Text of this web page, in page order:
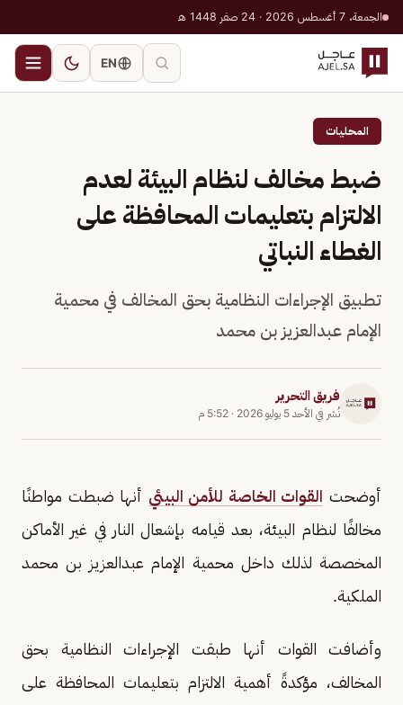
الجمعة، 7 أغسطس 2026 · 24 صفر 1448 هـ
EN
المحليات
ضبط مخالف لنظام البيئة لعدم
الالتزام بتعليمات المحافظة على
الغطاء النباتي
تطبيق الإجراءات النظامية بحق المخالف في محمية
الإمام عبدالعزيز بن محمد
فريق التحرير
نُشر في الأحد 5 يوليو 2026 · 5:52 م
أوضحت القوات الخاصة للأمن البيئي أنها ضبطت مواطنًا
مخالفًا لنظام البيئة، بعد قيامه بإشعال النار في غير الأماكن
المخصصة لذلك داخل محمية الإمام عبدالعزيز بن محمد
الملكية.
وأضافت القوات أنها طبقت الإجراءات النظامية بحق
المخالف، مؤكدةً أهمية الالتزام بتعليمات المحافظة على